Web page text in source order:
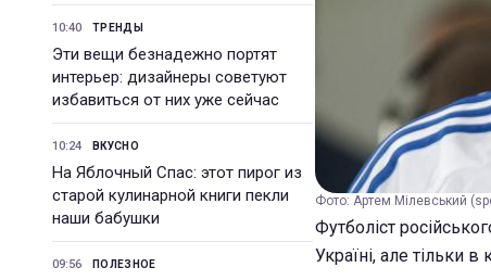
10:40 ТРЕНДЫ
Эти вещи безнадежно портят
интерьер: дизайнеры советуют
избавиться от них уже сейчас
10:24 ВКУСНО
На Яблочный Спас: этот пирог из
старой кулинарной книги пекли
наши бабушки
09:56 ПОЛЕЗНОЕ
Фото: Артем Мілевський
Футболіст
Україні, але тільки